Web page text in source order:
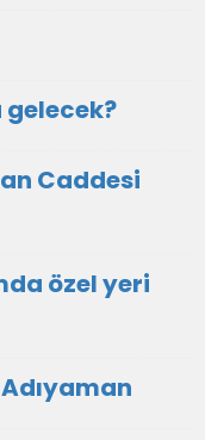
gelecek?
Caddesi
özel yeri
Adıyaman